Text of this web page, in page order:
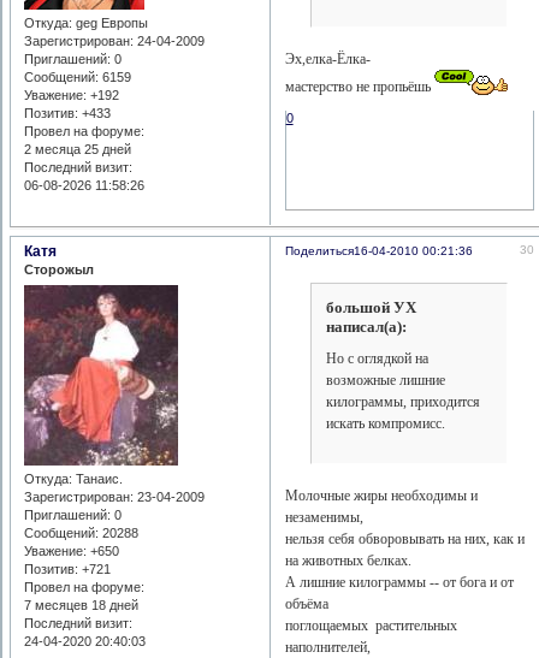
Откуда: geg Европы
Зарегистрирован: 24-04-2009
Приглашений: 0
Сообщений: 6159
Уважение: +192
Позитив: +433
Провел на форуме:
2 месяца 25 дней
Последний визит:
06-08-2026 11:58:26
Эх,елка-Ёлка-
мастерство не пропьёшь
0
Поделиться 30
16-04-2010 00:21:36
Катя
Сторожыл
Откуда: Танаис.
Зарегистрирован: 23-04-2009
Приглашений: 0
Сообщений: 20288
Уважение: +650
Позитив: +721
Провел на форуме:
7 месяцев 18 дней
Последний визит:
24-04-2020 20:40:03
большой УХ
написал(а):
Но с оглядкой на
возможные лишние
килограммы, приходится
искать компромисс.
Молочные жиры необходимы и
незаменимы,
нельзя себя обворовывать на них, как и
на животных белках.
А лишние килограммы -- от бога и от
объёма
поглощаемых растительных
наполнителей,